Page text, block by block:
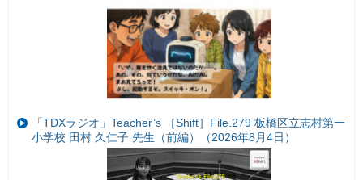
「TDXラジオ」Teacher’s ［Shift］File.279 板橋区立志村第一
小学校 田村 久仁子 先生（前編）（2026年8月4日）